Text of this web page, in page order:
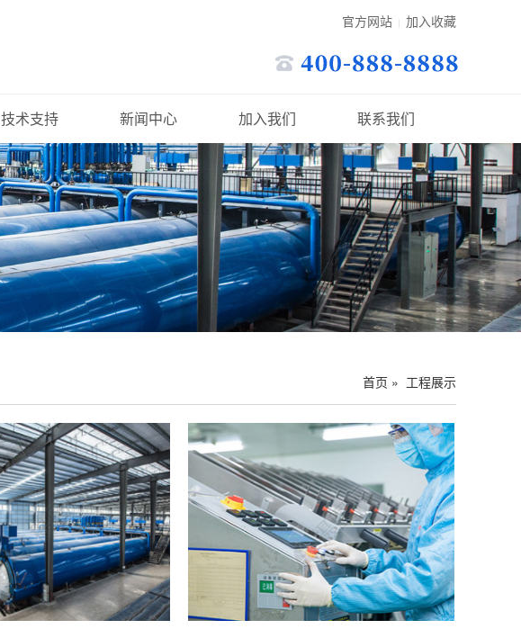
官方网站 加入收藏
技术支持 新闻中心 加入我们 联系我们
首页 » 工程展示